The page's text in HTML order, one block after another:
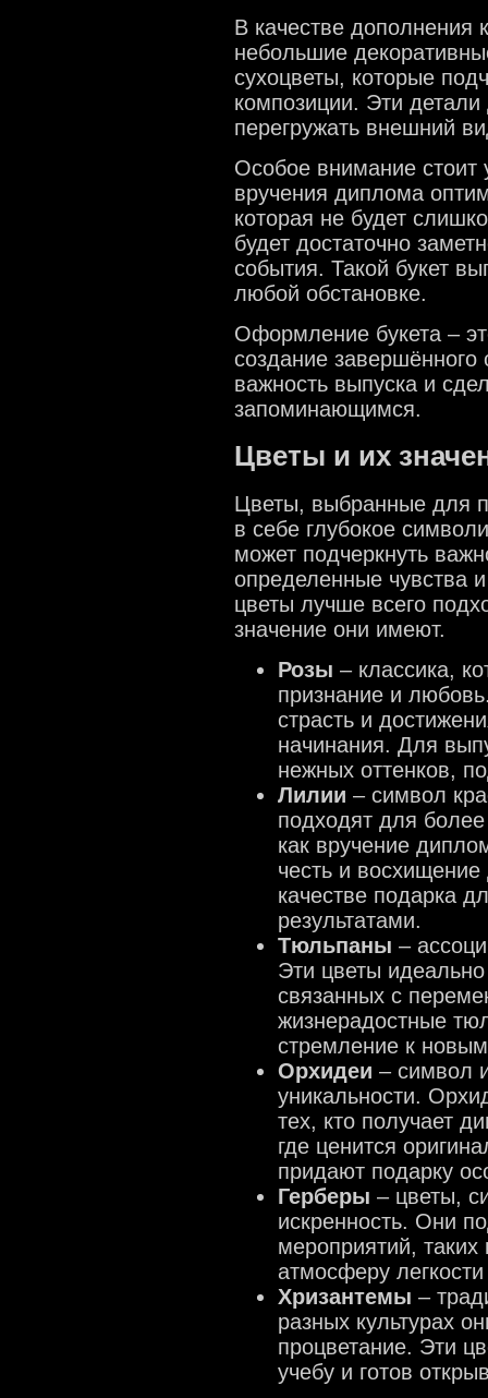
В качестве дополнения
небольшие
сухоцветы, которые
композиции. Эти
перегружать внешний
Особое внимание стоит
вручения диплома
которая не будет
будет достаточно
события. Такой букет
любой обстановке.
Оформление букета –
создание завершённого
важность выпуска и
запоминающимся.
Цветы и их
Цветы, выбранные для
в себе глубокое
может подчеркнуть
определенные чувства
цветы лучше всего
значение они имеют.
Розы – классика,
признание и
страсть и
начинания. Для
нежных оттенков,
Лилии – символ
подходят для
как вручение
честь и
качестве подарка
результатами.
Тюльпаны –
Эти цветы
связанных с
жизнерадостные
стремление к
Орхидеи – символ
уникальности.
тех, кто получает
где ценится
придают подарку
Герберы – цветы,
искренность. Они
мероприятий,
атмосферу
Хризантемы –
разных культурах
процветание. Эти
учебу и готов